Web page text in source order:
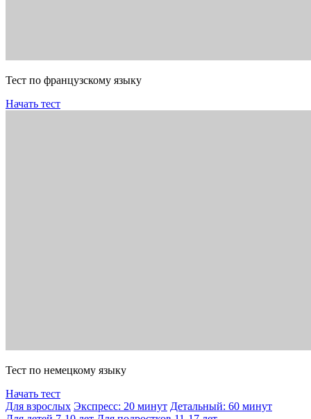
Тест по французскому языку
Начать тест
Тест по немецкому языку
Начать тест
Для взрослых Экспресс: 20 минут Детальный: 60 минут